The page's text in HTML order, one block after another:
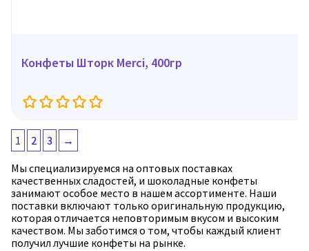
Конфеты Шторк Merci, 400гр
1 2 3
→
Мы специализируемся на оптовых поставках
качественных сладостей, и шоколадные конфеты
занимают особое место в нашем ассортименте. Наши
поставки включают только оригинальную продукцию,
которая отличается неповторимым вкусом и высоким
качеством. Мы заботимся о том, чтобы каждый клиент
получил лучшие конфеты на рынке.